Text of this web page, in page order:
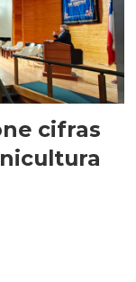
cifras